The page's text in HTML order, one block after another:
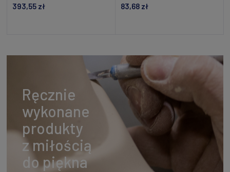
393,55 zł
83,68 zł
Ręcznie
wykonane
produkty
z miłością
do piękna